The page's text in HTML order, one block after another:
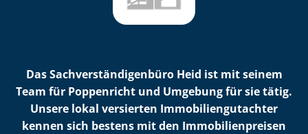
Das Sach­ver­stän­di­gen­bü­ro Heid ist mit seinem
Team für Poppenricht und Umgebung für sie tätig.
Unsere lokal versierten Im­mo­bi­li­en­gut­ach­ter
kennen sich bestens mit den Im­mo­bi­li­en­prei­sen